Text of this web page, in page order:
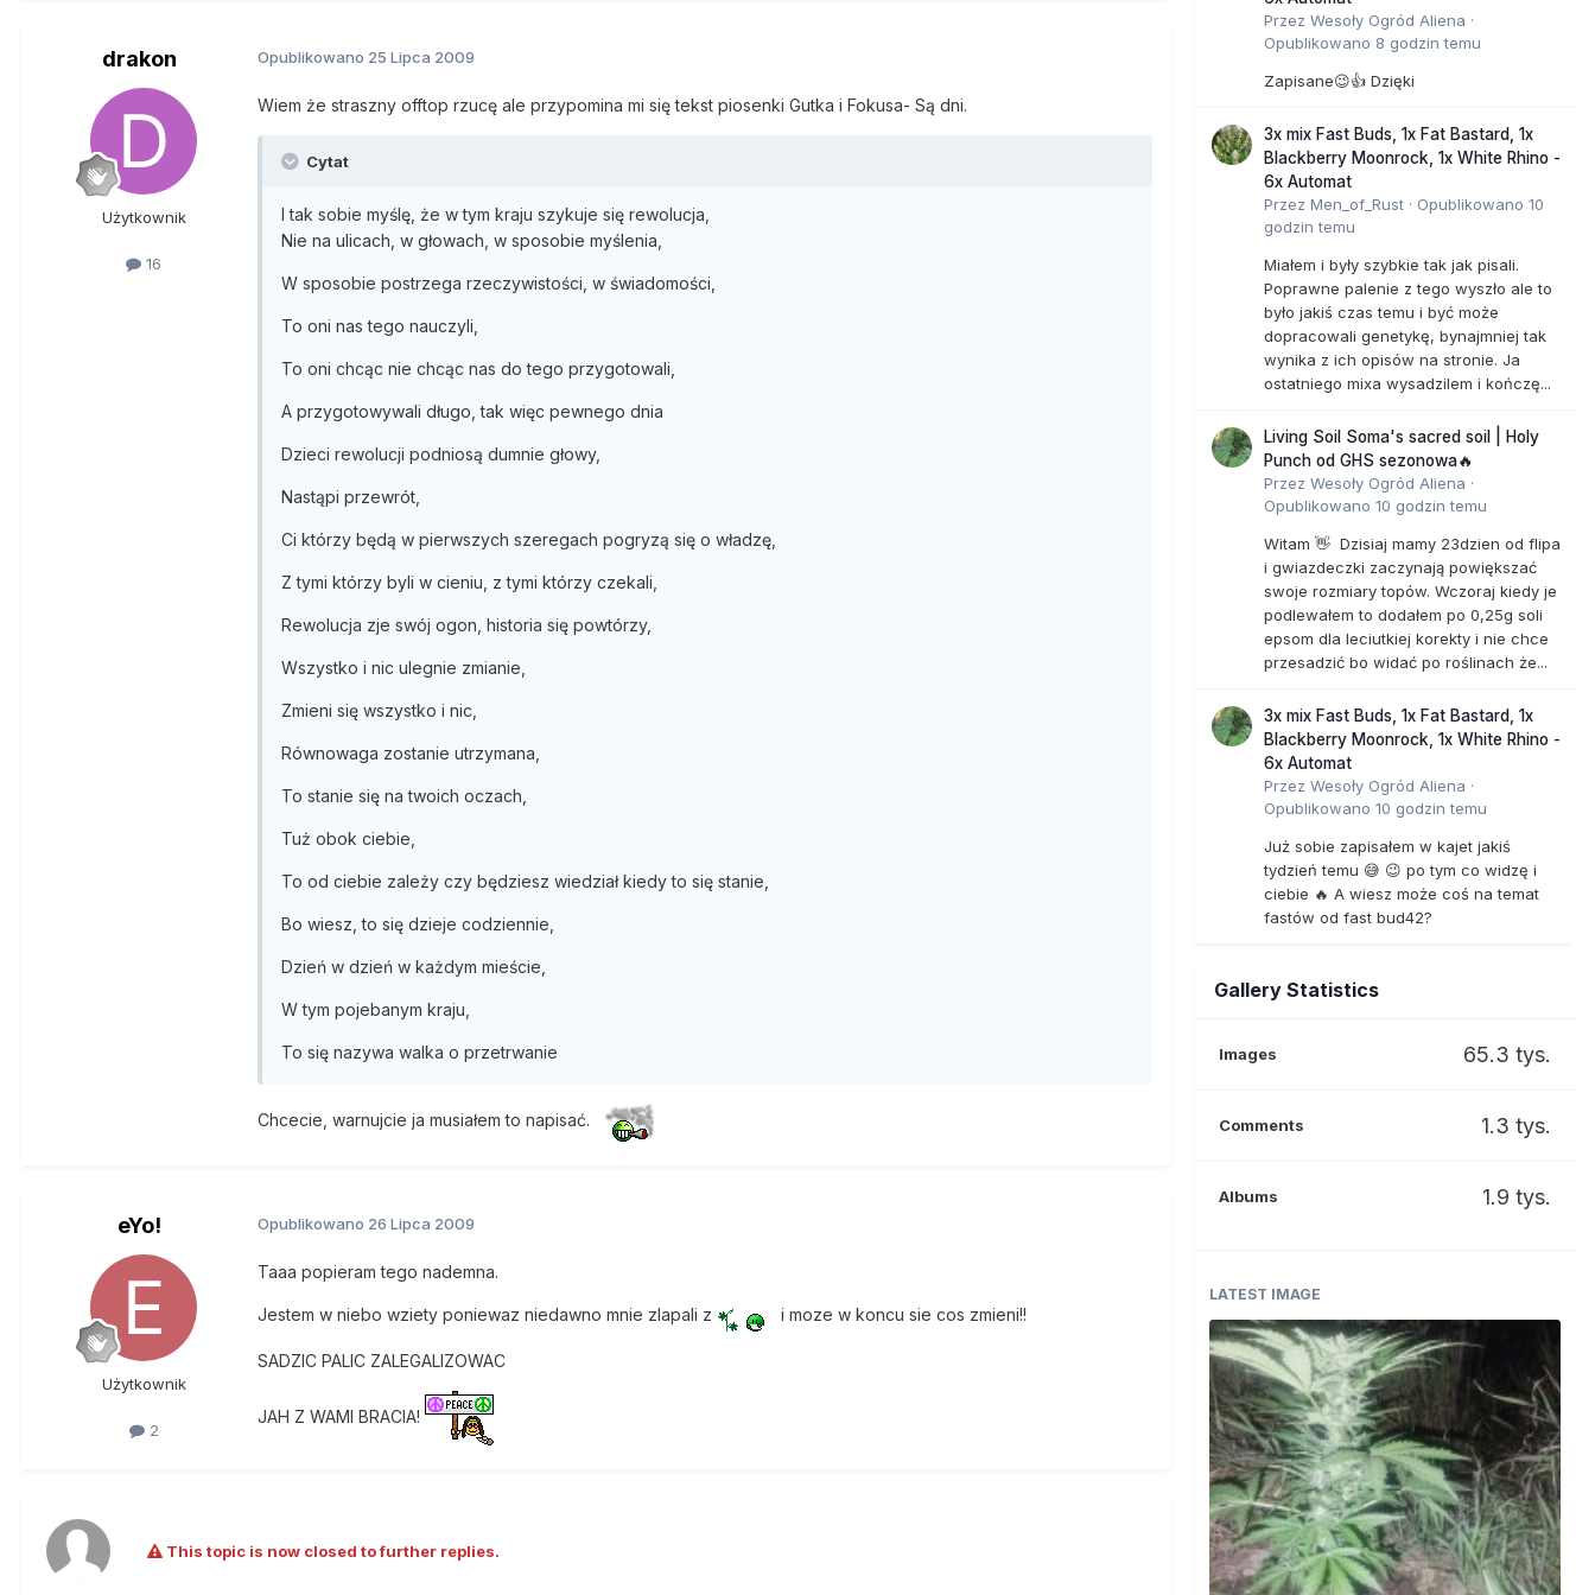
drakon
Użytkownik
16
Opublikowano 25 Lipca 2009
Wiem że straszny offtop rzucę ale przypomina mi się tekst piosenki Gutka i Fokusa- Są dni.
Cytat
I tak sobie myślę, że w tym kraju szykuje się rewolucja,
Nie na ulicach, w głowach, w sposobie myślenia,
W sposobie postrzega rzeczywistości, w świadomości,
To oni nas tego nauczyli,
To oni chcąc nie chcąc nas do tego przygotowali,
A przygotowywali długo, tak więc pewnego dnia
Dzieci rewolucji podniosą dumnie głowy,
Nastąpi przewrót,
Ci którzy będą w pierwszych szeregach pogryzą się o władzę,
Z tymi którzy byli w cieniu, z tymi którzy czekali,
Rewolucja zje swój ogon, historia się powtórzy,
Wszystko i nic ulegnie zmianie,
Zmieni się wszystko i nic,
Równowaga zostanie utrzymana,
To stanie się na twoich oczach,
Tuż obok ciebie,
To od ciebie zależy czy będziesz wiedział kiedy to się stanie,
Bo wiesz, to się dzieje codziennie,
Dzień w dzień w każdym mieście,
W tym pojebanym kraju,
To się nazywa walka o przetrwanie
Chcecie, warnujcie ja musiałem to napisać.
eYo!
Użytkownik
2
Opublikowano 26 Lipca 2009
Taaa popieram tego nademna.
Jestem w niebo wziety poniewaz niedawno mnie zlapali z i moze w koncu sie cos zmieni!!
SADZIC PALIC ZALEGALIZOWAC
JAH Z WAMI BRACIA!
This topic is now closed to further replies.
Przez Wesoły Ogród Aliena ·
Opublikowano 8 godzin temu
Zapisane😉👍 Dzięki
3x mix Fast Buds, 1x Fat Bastard, 1x
Blackberry Moonrock, 1x White Rhino -
6x Automat
Przez Men_of_Rust · Opublikowano 10
godzin temu
Miałem i były szybkie tak jak pisali.
Poprawne palenie z tego wyszło ale to
było jakiś czas temu i być może
dopracowali genetykę, bynajmniej tak
wynika z ich opisów na stronie. Ja
ostatniego mixa wysadzilem i kończę...
Living Soil Soma's sacred soil | Holy
Punch od GHS sezonowa🔥
Przez Wesoły Ogród Aliena ·
Opublikowano 10 godzin temu
Witam 👋 Dzisiaj mamy 23dzien od flipa
i gwiazdeczki zaczynają powiększać
swoje rozmiary topów. Wczoraj kiedy je
podlewałem to dodałem po 0,25g soli
epsom dla leciutkiej korekty i nie chce
przesadzić bo widać po roślinach że...
3x mix Fast Buds, 1x Fat Bastard, 1x
Blackberry Moonrock, 1x White Rhino -
6x Automat
Przez Wesoły Ogród Aliena ·
Opublikowano 10 godzin temu
Już sobie zapisałem w kajet jakiś
tydzień temu 😅 😉 po tym co widzę i
ciebie 🔥 A wiesz może coś na temat
fastów od fast bud42?
Gallery Statistics
Images 65.3 tys.
Comments 1.3 tys.
Albums 1.9 tys.
LATEST IMAGE